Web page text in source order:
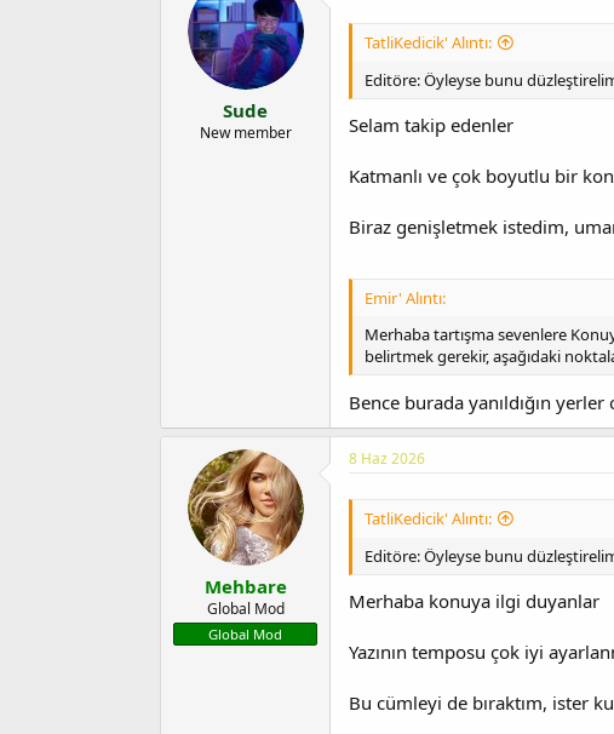
Sude
New member
TatliKedicik' Alıntı:
Editöre: Öyleyse bunu
Selam takip edenler
Katmanlı ve çok boyutlu bir
Biraz genişletmek istedim,
Emir' Alıntı:
Merhaba tartışma sevenlere
belirtmek gerekir, aşağıdaki
Bence burada yanıldığın
Mehbare
Global Mod
Global Mod
8 Haz 2026
TatliKedicik' Alıntı:
Editöre: Öyleyse bunu
Merhaba konuya ilgi duyanlar
Yazının temposu çok iyi
Bu cümleyi de bıraktım, ister